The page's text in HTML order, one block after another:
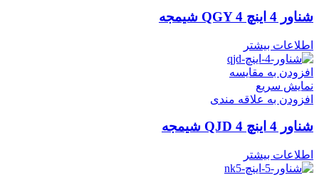
شناور 4 اینچ QGY 4 شیمجه
اطلاعات بیشتر
افزودن به مقایسه
نمایش سریع
افزودن به علاقه مندی
شناور 4 اینچ QJD 4 شیمجه
اطلاعات بیشتر